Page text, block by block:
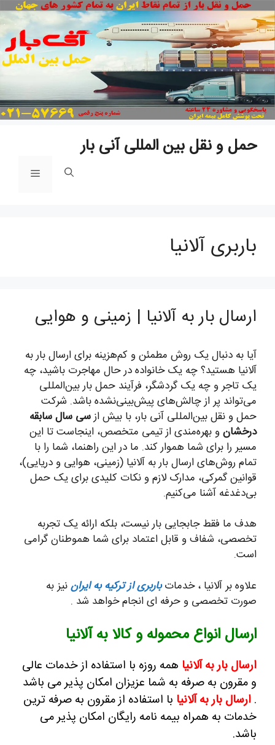
حمل و نقل بین المللی آنی بار
فهرست
باربری آلانیا
ارسال بار به آلانیا | زمینی و هوایی
آیا به دنبال یک روش مطمئن و کم‌هزینه برای ارسال بار به
آلانیا هستید؟ چه یک خانواده در حال مهاجرت باشید، چه
یک تاجر و چه یک گردشگر، فرآیند حمل بار بین‌المللی
می‌تواند پر از چالش‌های پیش‌بینی‌نشده باشد. شرکت
حمل و نقل بین‌المللی آنی بار، با بیش ازسی سال سابقه
درخشانو بهره‌مندی از تیمی متخصص، اینجاست تا این
مسیر را برای شما هموار کند. ما در این راهنما، شما را با
تمام روش‌های ارسال بار به آلانیا (زمینی، هوایی و دریایی)،
قوانین گمرکی، مدارک لازم و نکات کلیدی برای یک حمل
بی‌دغدغه آشنا می‌کنیم.
هدف ما فقط جابجایی بار نیست، بلکه ارائه یک تجربه
تخصصی، شفاف و قابل اعتماد برای شما هموطنان گرامی
است.
علاوه بر آلانیا ، خدماتباربری از ترکیه به ایراننیز به
صورت تخصصی و حرفه ای انجام خواهد شد .
ارسال انواع محموله و کالا به آلانیا
ارسال بار به آلانیا همه روزه با استفاده از خدمات عالی
و مقرون به صرفه به شما عزیزان امکان پذیر می باشد
. ارسال بار به آلانیا با استفاده از مقرون به صرفه ترین
خدمات به همراه بیمه نامه رایگان امکان پذیر می
باشد.